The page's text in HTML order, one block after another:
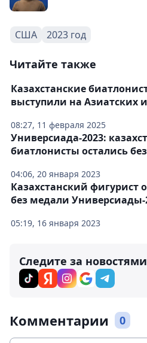
США 2023 год
Читайте также
08:27, 11 февраля 2025
Казахстанские
выступили на Азиатских
04:06, 20 января 2023
Универсиада-2023:
биатлонисты остались
05:19, 16 января 2023
Казахстанский фигурист
без медали Универсиады-
Следите за
Комментарии 0